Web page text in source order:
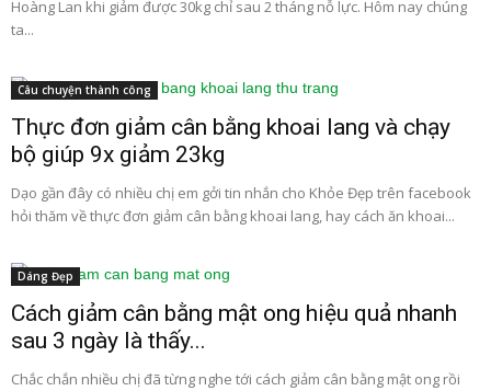
Hoàng Lan khi giảm được 30kg chỉ sau 2 tháng nỗ lực. Hôm nay chúng
ta...
Câu chuyện thành công
Thực đơn giảm cân bằng khoai lang và chạy
bộ giúp 9x giảm 23kg
Dạo gần đây có nhiều chị em gởi tin nhắn cho Khỏe Đẹp trên facebook
hỏi thăm về thực đơn giảm cân bằng khoai lang, hay cách ăn khoai...
Dáng Đẹp
Cách giảm cân bằng mật ong hiệu quả nhanh
sau 3 ngày là thấy...
Chắc chắn nhiều chị đã từng nghe tới cách giảm cân bằng mật ong rồi